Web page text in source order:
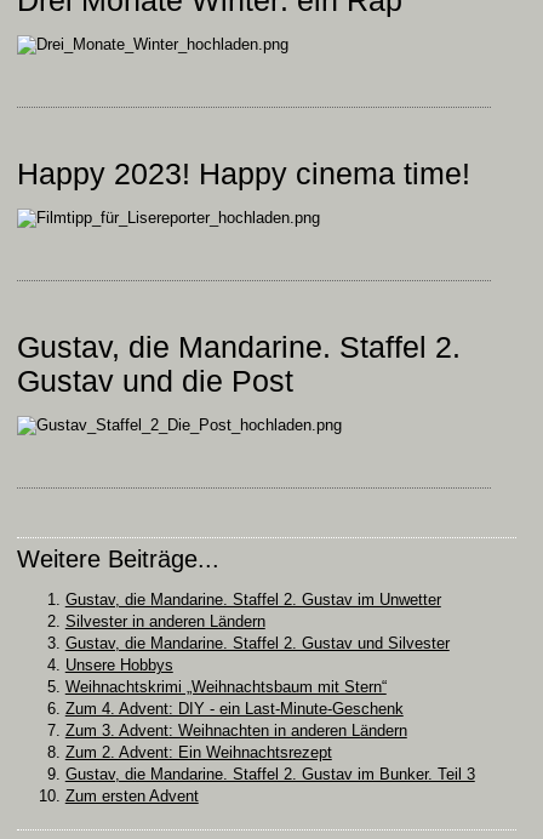
Happy 2023! Happy cinema time!
Gustav, die Mandarine. Staffel 2.
Gustav und die Post
Weitere Beiträge...
Gustav, die Mandarine. Staffel 2. Gustav im Unwetter
Silvester in anderen Ländern
Gustav, die Mandarine. Staffel 2. Gustav und Silvester
Unsere Hobbys
Weihnachtskrimi „Weihnachtsbaum mit Stern“
Zum 4. Advent: DIY - ein Last-Minute-Geschenk
Zum 3. Advent: Weihnachten in anderen Ländern
Zum 2. Advent: Ein Weihnachtsrezept
Gustav, die Mandarine. Staffel 2. Gustav im Bunker. Teil 3
Zum ersten Advent